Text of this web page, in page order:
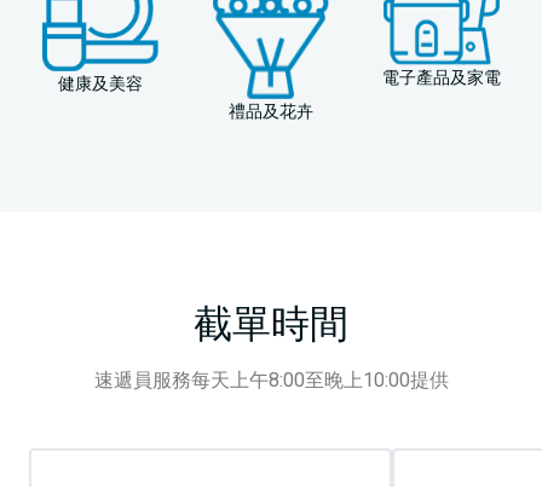
健康及美容
禮品及花卉
電子產品及家電
截單時間
速遞員服務每天上午8:00至晚上10:00提供